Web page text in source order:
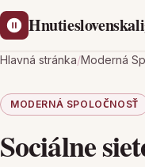
Hlavná stránka/Moderná
MODERNÁ SPOLOČNOSŤ
Sociálne